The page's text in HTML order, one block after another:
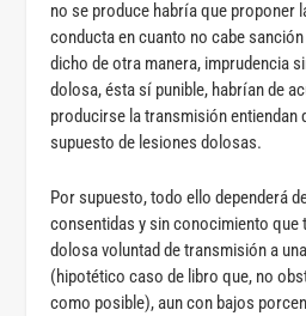
no se produce habría que proponer
conducta en cuanto no cabe
dicho de otra manera, imprudencia
dolosa, ésta sí punible, habrían de
producirse la transmisión entiendan
supuesto de lesiones dolosas.
Por supuesto, todo ello dependerá
consentidas y sin conocimiento que
dolosa voluntad de transmisión a
(hipotético caso de libro que, no
como posible), aun con bajos